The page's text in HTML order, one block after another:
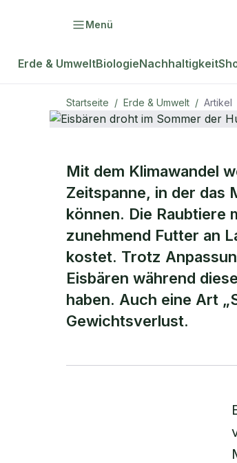
Menü
Erde & UmweltBiologieNachhaltigkeit
Startseite / Erde & Umwelt / Artikel
ERDE & UMWELT
Mit dem Klimawandel
Zeitspanne, in der das
können. Die Raubtiere
zunehmend Futter an
kostet. Trotz
Eisbären während
haben. Auch eine Art
Gewichtsverlust.